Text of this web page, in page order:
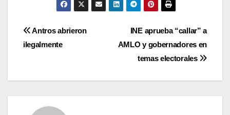
Navegación
de
entradas
INE aprueba “callar” a
AMLO y gobernadores en
temas electorales
Antros abrieron
ilegalmente